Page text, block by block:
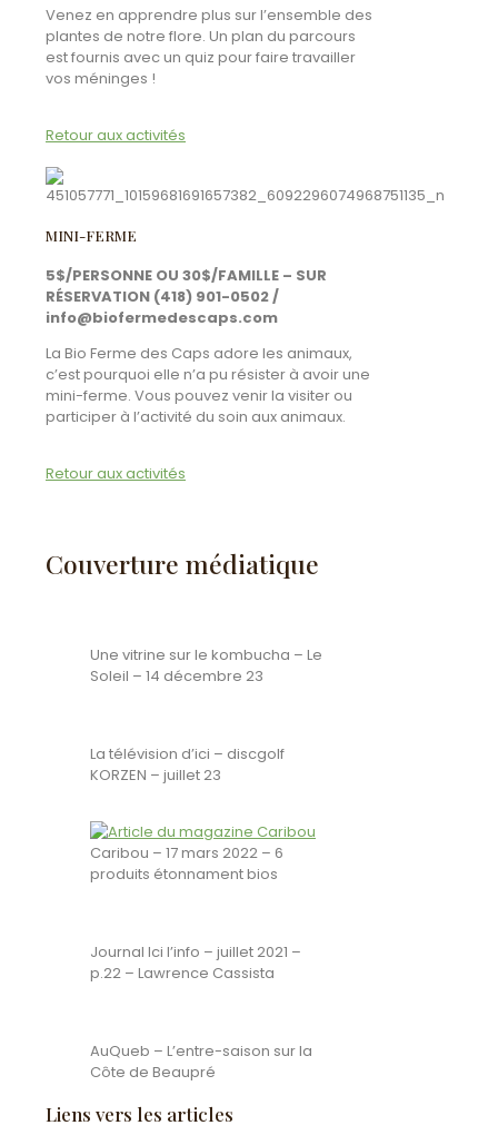
Venez en apprendre plus sur l’ensemble des
plantes de notre flore. Un plan du parcours
est fournis avec un quiz pour faire travailler
vos méninges !
Retour aux activités
MINI-FERME
5$/PERSONNE OU 30$/FAMILLE – SUR
RÉSERVATION (418) 901-0502 /
info@biofermedescaps.com
La Bio Ferme des Caps adore les animaux,
c’est pourquoi elle n’a pu résister à avoir une
mini-ferme. Vous pouvez venir la visiter ou
participer à l’activité du soin aux animaux.
Retour aux activités
Couverture médiatique
Une vitrine sur le kombucha – Le
Soleil – 14 décembre 23
La télévision d’ici – discgolf
KORZEN – juillet 23
Caribou – 17 mars 2022 – 6
produits étonnament bios
Journal Ici l’info – juillet 2021 –
p.22 – Lawrence Cassista
AuQueb – L’entre-saison sur la
Côte de Beaupré
Liens vers les articles